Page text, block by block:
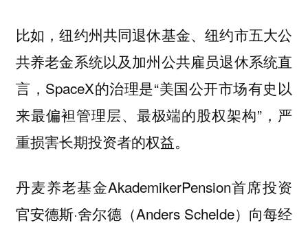
比如，纽约州共同退休基金、纽约市五大公
共养老金系统以及加州公共雇员退休系统直
言，SpaceX的治理是“美国公开市场有史以
来最偏袒管理层、最极端的股权架构”，严
重损害长期投资者的权益。
丹麦养老基金AkademikerPension首席投资
官安德斯·舍尔德（Anders Schelde）向每经